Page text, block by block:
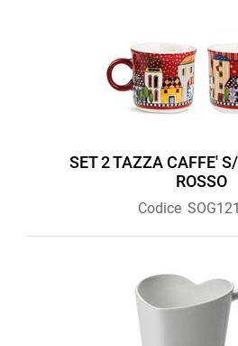
SET 2 TAZZA CAFFE'
ROSSO
Codice